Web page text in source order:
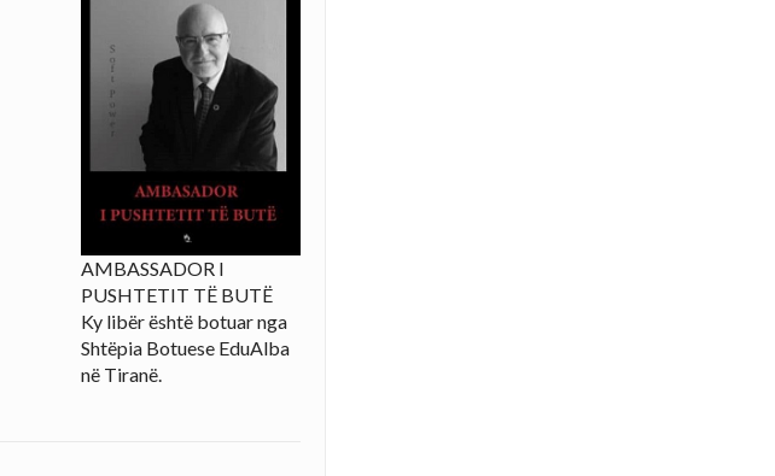
AMBASSADOR I
PUSHTETIT TË BUTË
Ky libër është botuar nga
Shtëpia Botuese EduAlba
në Tiranë.